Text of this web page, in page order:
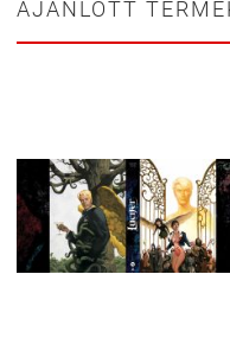
AJÁNLOTT